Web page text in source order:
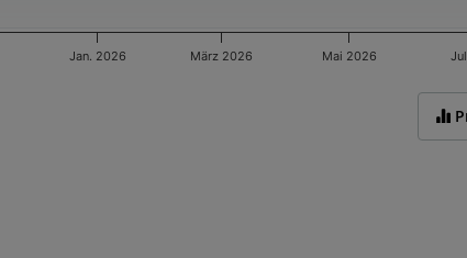
Jan. 2026 März 2026 Mai 2026